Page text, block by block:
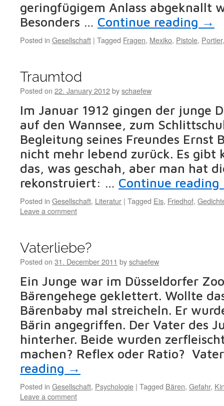
geringfügigem Anlass abgeknallt
Besonders … Continue reading →
Posted in Gesellschaft | Tagged Fragen, Mexiko, Pistole, Portier
Traumtod
Posted on 22. January 2012byschaefew
Im Januar 1912 gingen der junge
auf den Wannsee, zum
Begleitung seines Freundes Ernst
nicht mehr lebend zurück. Es gibt
das, was geschah, aber man hat
rekonstruiert: … Continue reading
Posted in Gesellschaft, Literatur | Tagged Eis, Friedhof,
Leave a comment
Vaterliebe?
Posted on 31. December 2011 byschaefew
Ein Junge war im Düsseldorfer
Bärengehege geklettert. Wollte
Bärenbaby mal streicheln. Er
Bärin angegriffen. Der Vater des
hinterher. Beide wurden
machen? Reflex oder Ratio?
reading →
Posted in Gesellschaft, Psychologie | Tagged Bären, Gefahr,
Leave a comment